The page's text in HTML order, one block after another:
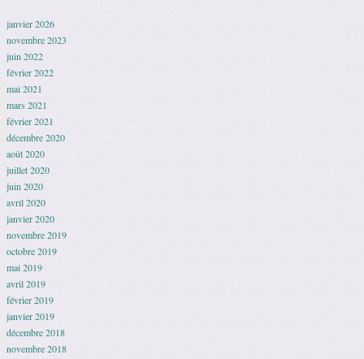
janvier 2026
novembre 2023
juin 2022
février 2022
mai 2021
mars 2021
février 2021
décembre 2020
août 2020
juillet 2020
juin 2020
avril 2020
janvier 2020
novembre 2019
octobre 2019
mai 2019
avril 2019
février 2019
janvier 2019
décembre 2018
novembre 2018